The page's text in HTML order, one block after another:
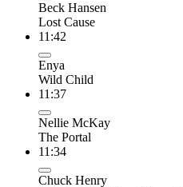
Beck Hansen
Lost Cause
11:42
Enya
Wild Child
11:37
Nellie McKay
The Portal
11:34
Chuck Henry